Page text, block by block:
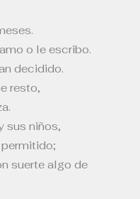
o le escribo.
decidido.
resto,
sus niños,
suerte algo de